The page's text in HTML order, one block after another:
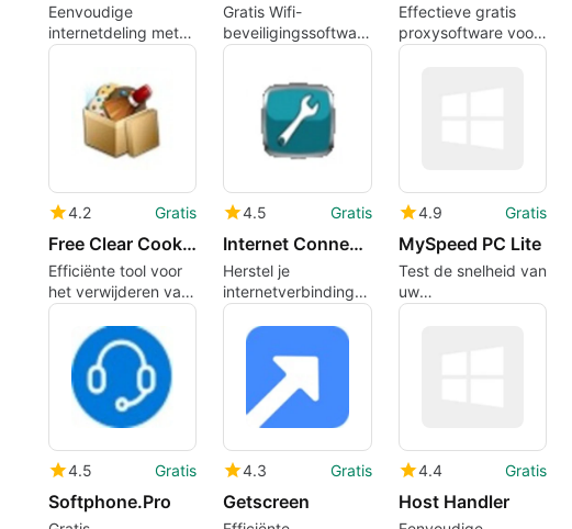
Eenvoudige
internetdeling met
Open Garden
Gratis Wifi-
beveiligingssoftware
voor Windows
Effectieve gratis
proxysoftware voor
Windows
4.2 Gratis
Free Clear Cookies
Efficiënte tool voor
het verwijderen van
cookies
4.5 Gratis
Internet Connection Repair Tool
Herstel je
internetverbinding
eenvoudig
4.9 Gratis
MySpeed PC Lite
Test de snelheid van
uw
internetverbinding
4.5 Gratis
Softphone.Pro
4.3 Gratis
Getscreen
4.4 Gratis
Host Handler